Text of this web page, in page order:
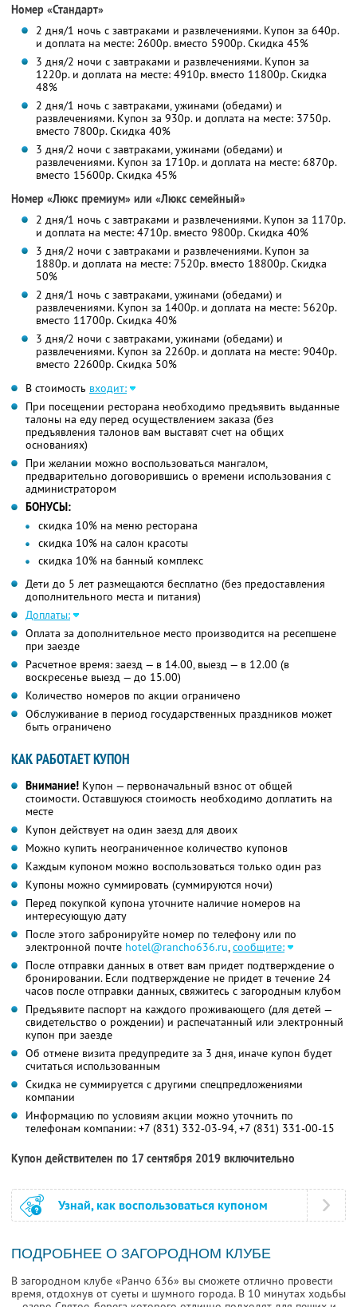
Номер «Стандарт»
2 дня/1 ночь с завтраками и развлечениями. Купон за 640р.
и доплата на месте: 2600р. вместо 5900р. Скидка 45%
3 дня/2 ночи с завтраками и развлечениями. Купон за
1220р. и доплата на месте: 4910р. вместо 11800р. Скидка
48%
2 дня/1 ночь с завтраками, ужинами (обедами) и
развлечениями. Купон за 930р. и доплата на месте: 3750р.
вместо 7800р. Скидка 40%
3 дня/2 ночи с завтраками, ужинами (обедами) и
развлечениями. Купон за 1710р. и доплата на месте: 6870р.
вместо 15600р. Скидка 45%
Номер «Люкс премиум» или «Люкс семейный»
2 дня/1 ночь с завтраками и развлечениями. Купон за 1170р.
и доплата на месте: 4710р. вместо 9800р. Скидка 40%
3 дня/2 ночи с завтраками и развлечениями. Купон за
1880р. и доплата на месте: 7520р. вместо 18800р. Скидка
50%
2 дня/1 ночь с завтраками, ужинами (обедами) и
развлечениями. Купон за 1400р. и доплата на месте: 5620р.
вместо 11700р. Скидка 40%
3 дня/2 ночи с завтраками, ужинами (обедами) и
развлечениями. Купон за 2260р. и доплата на месте: 9040р.
вместо 22600р. Скидка 50%
В стоимость входит:
При посещении ресторана необходимо предъявить выданные
талоны на еду перед осуществлением заказа (без
предъявления талонов вам выставят счет на общих
основаниях)
При желании можно воспользоваться мангалом,
предварительно договорившись о времени использования с
администратором
БОНУСЫ:
скидка 10% на меню ресторана
скидка 10% на салон красоты
скидка 10% на банный комплекс
Дети до 5 лет размещаются бесплатно (без предоставления
дополнительного места и питания)
Доплаты:
Оплата за дополнительное место производится на ресепшене
при заезде
Расчетное время: заезд — в 14.00, выезд — в 12.00 (в
воскресенье выезд — до 15.00)
Количество номеров по акции ограничено
Обслуживание в период государственных праздников может
быть ограничено
КАК РАБОТАЕТ КУПОН
Внимание! Купон — первоначальный взнос от общей
стоимости. Оставшуюся стоимость необходимо доплатить на
месте
Купон действует на один заезд для двоих
Можно купить неограниченное количество купонов
Каждым купоном можно воспользоваться только один раз
Купоны можно суммировать (суммируются ночи)
Перед покупкой купона уточните наличие номеров на
интересующую дату
После этого забронируйте номер по телефону или по
электронной почте hotel@rancho636.ru, сообщите:
После отправки данных в ответ вам придет подтверждение о
бронировании. Если подтверждение не придет в течение 24
часов после отправки данных, свяжитесь с загородным клубом
Предъявите паспорт на каждого проживающего (для детей —
свидетельство о рождении) и распечатанный или электронный
купон при заезде
Об отмене визита предупредите за 3 дня, иначе купон будет
считаться использованным
Скидка не суммируется с другими спецпредложениями
компании
Информацию по условиям акции можно уточнить по
телефонам компании: +7 (831) 332-03-94, +7 (831) 331-00-15
Купон действителен по 17 сентября 2019 включительно
Узнай, как воспользоваться купоном
ПОДРОБНЕЕ О ЗАГОРОДНОМ КЛУБЕ
В загородном клубе «Ранчо 636» вы сможете отлично провести
время, отдохнув от суеты и шумного города. В 10 минутах ходьбы